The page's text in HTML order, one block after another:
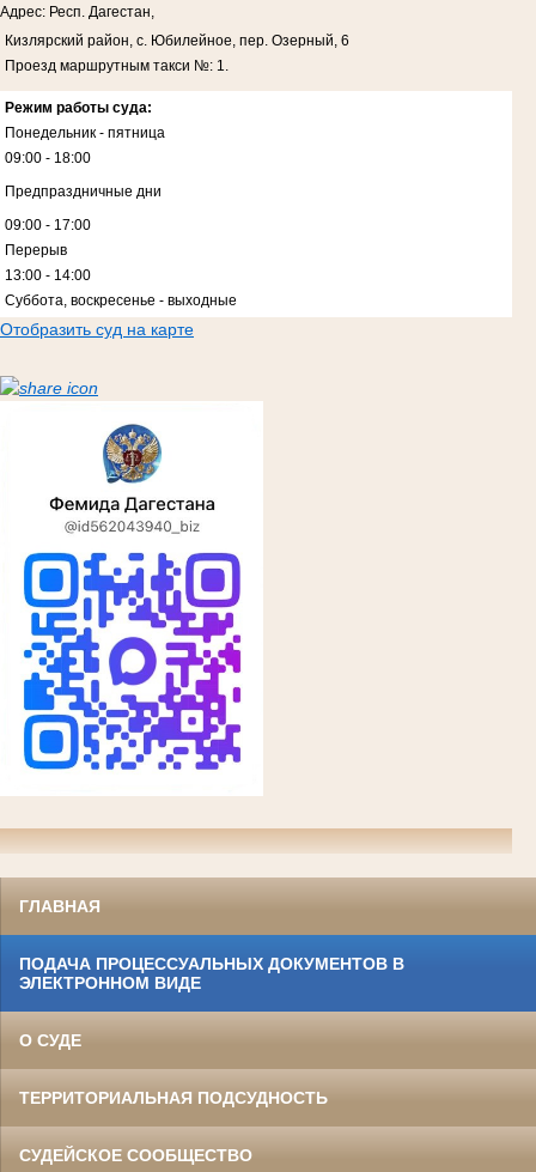
Адрес: Респ. Дагестан,
Кизлярский район, с. Юбилейное, пер. Озерный, 6
Проезд маршрутным такси №: 1.
Режим работы суда:
Понедельник - пятница
09:00 - 18:00
Предпраздничные дни
09:00 - 17:00
Перерыв
13:00 - 14:00
Суббота, воскресенье - выходные
Отобразить суд на карте
ГЛАВНАЯ
ПОДАЧА ПРОЦЕССУАЛЬНЫХ ДОКУМЕНТОВ В
ЭЛЕКТРОННОМ ВИДЕ
О СУДЕ
ТЕРРИТОРИАЛЬНАЯ ПОДСУДНОСТЬ
СУДЕЙСКОЕ СООБЩЕСТВО